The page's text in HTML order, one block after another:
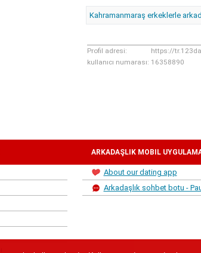
Kahramanmaraş erkeklerle
Profil adresi:
https://
kullanıcı numarası: 16358890
ARKADAŞLIK MOBIL
About our dating app
Arkadaşlık sohbet botu -